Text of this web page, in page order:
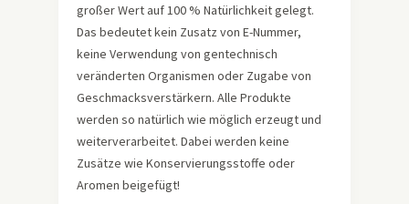
großer Wert auf 100 % Natürlichkeit gelegt.
Das bedeutet kein Zusatz von E-Nummer,
keine Verwendung von gentechnisch
veränderten Organismen oder Zugabe von
Geschmacksverstärkern. Alle Produkte
werden so natürlich wie möglich erzeugt und
weiterverarbeitet. Dabei werden keine
Zusätze wie Konservierungsstoffe oder
Aromen beigefügt!